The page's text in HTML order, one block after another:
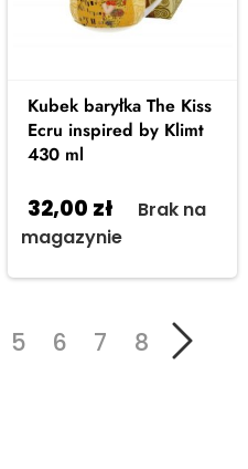
Kubek baryłka The Kiss
Ecru inspired by Klimt
430 ml
32,00 zł
Brak na
magazynie
5 6 7 8